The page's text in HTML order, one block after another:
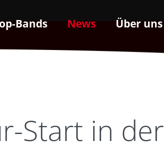
Bands News Über uns
Start in der